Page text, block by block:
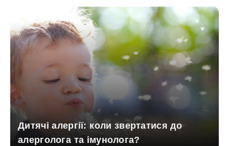
Дитячі алергії: коли звертатися до
алерголога та імунолога?